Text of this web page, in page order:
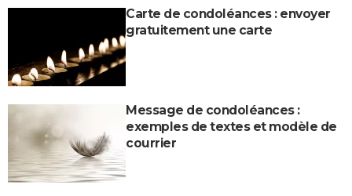
Carte de condoléances : envoyer
gratuitement une carte
Message de condoléances :
exemples de textes et modèle de
courrier